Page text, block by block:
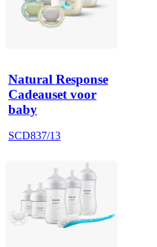
Natural Response
Cadeauset voor
baby
SCD837/13